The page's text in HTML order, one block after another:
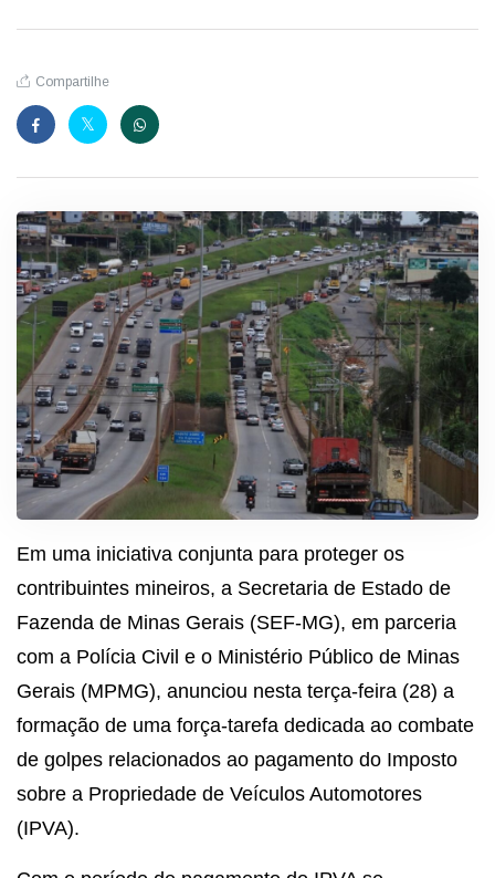
Compartilhe
Em uma iniciativa conjunta para proteger os
contribuintes mineiros, a Secretaria de Estado de
Fazenda de Minas Gerais (SEF-MG), em parceria
com a Polícia Civil e o Ministério Público de Minas
Gerais (MPMG), anunciou nesta terça-feira (28) a
formação de uma força-tarefa dedicada ao combate
de golpes relacionados ao pagamento do Imposto
sobre a Propriedade de Veículos Automotores
(IPVA).